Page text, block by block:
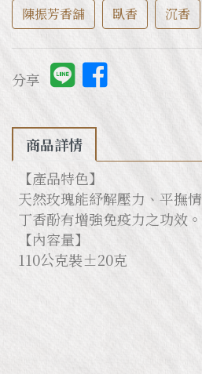
陳振芳香舖 臥香 沉香
分享
商品詳情
【產品特色】
天然玫瑰能紓解壓力、平撫
丁香酚有增強免疫力之功效。
【內容量】
110公克裝±20克